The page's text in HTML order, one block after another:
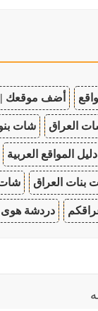
أضف موقعك |
العراق شات
دليل المواقع العربية
بنات العراق شات
دردشة هوى